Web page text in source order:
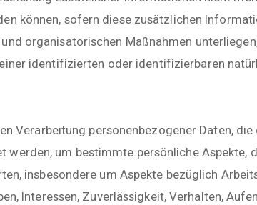
können, sofern diese zusätzlichen
organisatorischen Maßnahmen
identifizierten oder identifizierbaren
Verarbeitung personenbezogener Daten,
werden, um bestimmte persönliche Aspekte,
insbesondere um Aspekte bezüglich
Interessen, Zuverlässigkeit, Verhalten,